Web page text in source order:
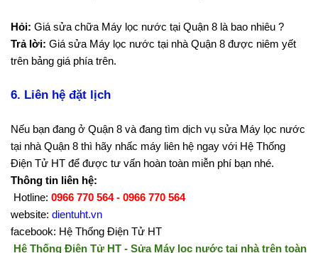
Hỏi: Giá sửa chữa Máy lọc nước tại Quận 8 là bao nhiêu ?
Trả lời: Giá sửa Máy lọc nước tại nhà Quận 8 được niêm yết
trên bảng giá phía trên.
6. Liên hệ đặt lịch
Nếu bạn đang ở Quận 8 và đang tìm dịch vụ sửa Máy lọc nước
tại nhà Quận 8 thì hãy nhấc máy liên hệ ngay với Hệ Thống
Điện Tử HT để được tư vấn hoàn toàn miễn phí bạn nhé.
Thông tin liên hệ:
Hotline: 0966 770 564 - 0966 770 564
website: dientuht.vn
facebook: Hệ Thống Điện Tử HT
Hệ Thống Điện Tử HT - Sửa Máy lọc nước tại nhà trên toàn